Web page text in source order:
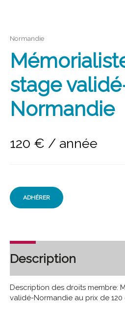
Normandie
stage
Normandie
120 € / année
ADHÉRER
Description
Description des droits membre:
validé-Normandie au prix de 120